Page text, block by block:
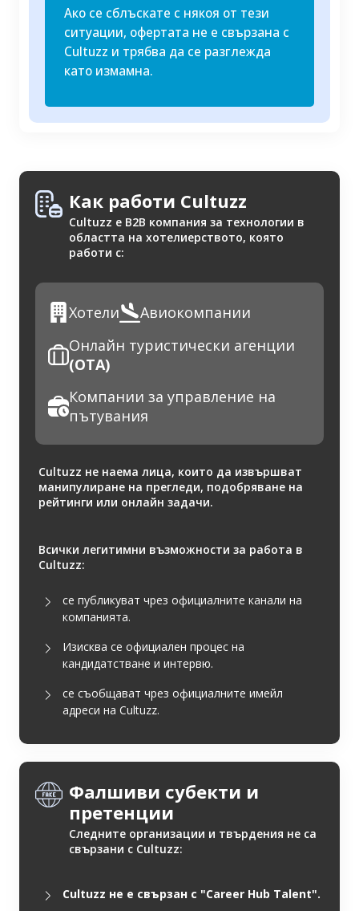
Ако се сблъскате с някоя от тези
ситуации, офертата не е свързана с
Cultuzz и трябва да се разглежда
като измамна.
Как работи Cultuzz
Cultuzz е B2B компания за технологии в
областта на хотелиерството, която
работи с:
Хотели
Авиокомпании
Онлайн туристически агенции
(OTA)
Компании за управление на
пътувания
Cultuzz не наема лица, които да извършват
манипулиране на прегледи, подобряване на
рейтинги или онлайн задачи.
Всички легитимни възможности за работа в
Cultuzz:
се публикуват чрез официалните канали на
компанията.
Изисква се официален процес на
кандидатстване и интервю.
се съобщават чрез официалните имейл
адреси на Cultuzz.
Фалшиви субекти и
претенции
Следните организации и твърдения не са
свързани с Cultuzz:
Cultuzz не е свързан с "Career Hub Talent".